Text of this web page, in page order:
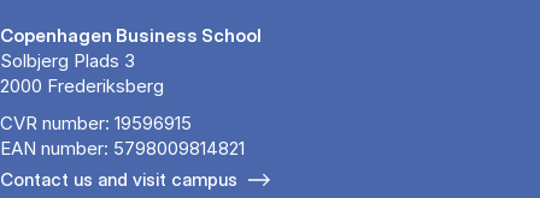
Copenhagen Business School
Solbjerg Plads 3
2000 Frederiksberg
CVR number: 19596915
EAN number: 5798009814821
Contact us and visit campus